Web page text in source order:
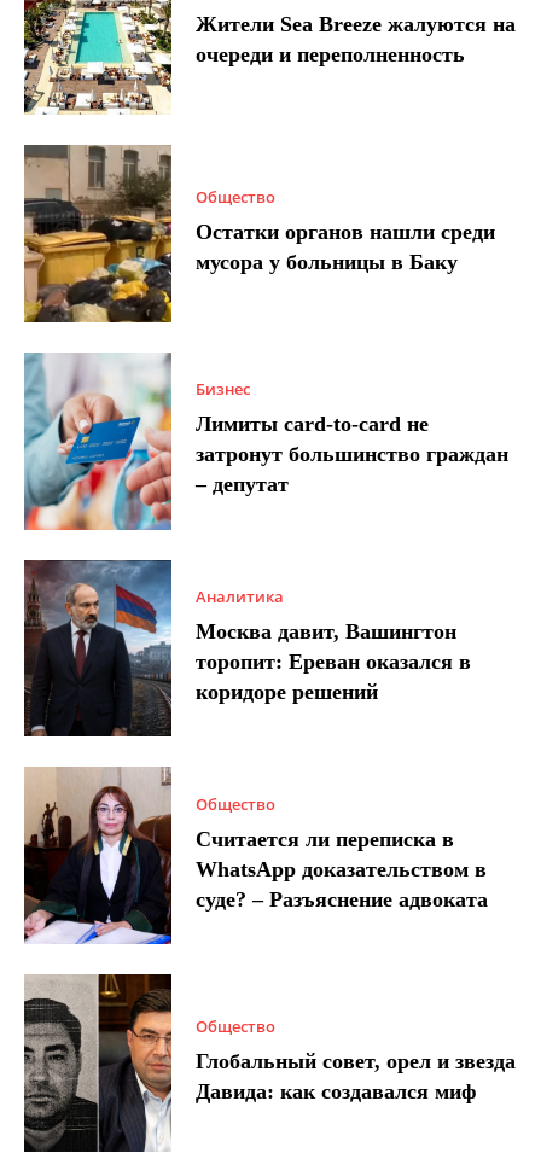
Жители Sea Breeze жалуются на
очереди и переполненность
Общество
Остатки органов нашли среди
мусора у больницы в Баку
Бизнес
Лимиты card-to-card не
затронут большинство граждан
– депутат
Аналитика
Москва давит, Вашингтон
торопит: Ереван оказался в
коридоре решений
Общество
Считается ли переписка в
WhatsApp доказательством в
суде? – Разъяснение адвоката
Общество
Глобальный совет, орел и звезда
Давида: как создавался миф